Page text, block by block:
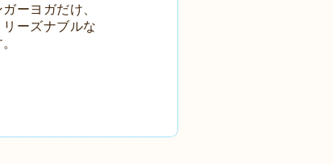
ーヨガだけ、
ーズナブルな